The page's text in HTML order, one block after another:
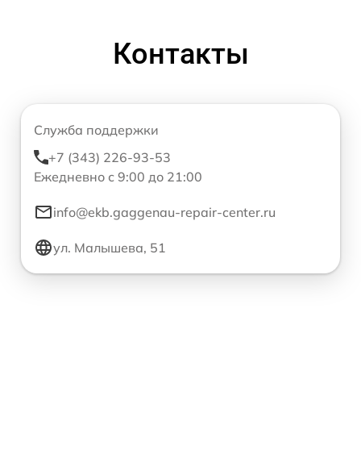
Контакты
Служба поддержки
+7 (343) 226-93-53
Ежедневно с 9:00 до 21:00
info@ekb.gaggenau-repair-center.ru
ул. Малышева, 51